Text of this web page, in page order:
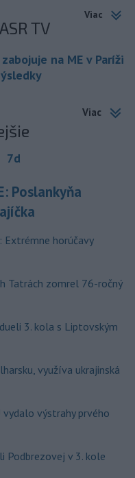
Viac
TV
na ME v Paríži
Viac
7d
Poslankyňa
Extrémne horúčavy
Tatrách zomrel 76-ročný
3. kola s Liptovským
využíva ukrajinská
vydalo výstrahy prvého
Podbrezovej v 3. kole